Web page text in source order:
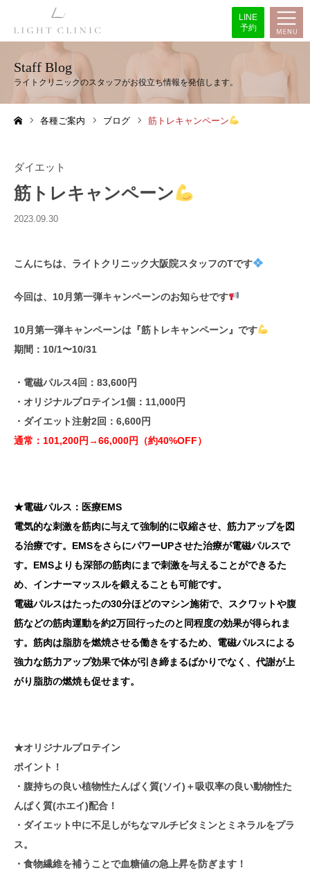
LINE
予約
Staff Blog
各種ご案内 ブログ 筋トレキャンペーン
ダイエット
筋トレキャンペーン
2023.09.30
こんにちは、ライトクリニック大阪院スタッフのTです
今回は、10月第一弾キャンペーンのお知らせです
10月第一弾キャンペーンは『筋トレキャンペーン』です
期間：10/1〜10/31
・電磁パルス4回：83,600円
・オリジナルプロテイン1個：11,000円
・ダイエット注射2回：6,600円
通常：101,200円→66,000円
（約40%OFF）
★電磁パルス：医療EMS
電気的な刺激を筋肉に与えて強制的に収縮させ、筋力アップを図
る治療です。EMSをさらにパワーUPさせた治療が電磁パルスで
す。EMSよりも深部の筋肉にまで刺激を与えることができるた
め、インナーマッスルを鍛えることも可能です。
電磁パルスはたったの30分ほどのマシン施術で、スクワットや腹
筋などの筋肉運動を約2万回行ったのと同程度の効果が得られま
す。筋肉は脂肪を燃焼させる働きをするため、電磁パルスによる
強力な筋力アップ効果で体が引き締まるばかりでなく、代謝が上
がり脂肪の燃焼も促せます。
★オリジナルプロテイン
ポイント！
・腹持ちの良い植物性たんぱく質(ソイ)＋吸収率の良い動物性た
んぱく質(ホエイ)配合！
・ダイエット中に不足しがちなマルチビタミンとミネラルをプラ
ス。
・食物繊維を補うことで血糖値の急上昇を防ぎます！